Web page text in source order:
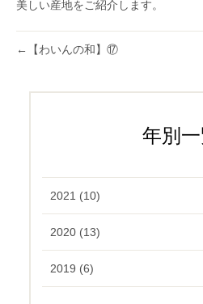
美しい産地をご紹介します。
← 【わいんの和】⑰
年別
2021 (10)
2020 (13)
2019 (6)